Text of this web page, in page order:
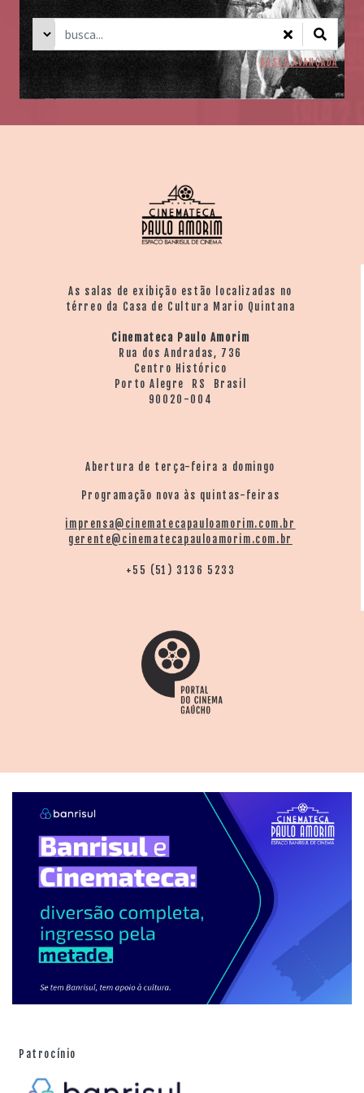
BUSCA AVANÇADA
As salas de exibição estão localizadas no
térreo da Casa de Cultura Mario Quintana
Cinemateca Paulo Amorim
Rua dos Andradas, 736
Centro Histórico
Porto Alegre RS Brasil
90020-004
Abertura de terça-feira a domingo
Programação nova às quintas-feiras
imprensa@cinematecapauloamorim.com.br
gerente@cinematecapauloamorim.com.br
+55 (51) 3136 5233
Patrocínio